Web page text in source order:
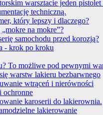
warsztacie jeden
techniczną.
który lepszy i dlaczego?
na mokre”?
samochodu przed korozją?
- krok po kroku
To możliwe pod pewnymi
warstw lakieru bezbarwnego
wtrąceń i nierówności
ochronne
karoserii do lakierownia.
lakierowanie